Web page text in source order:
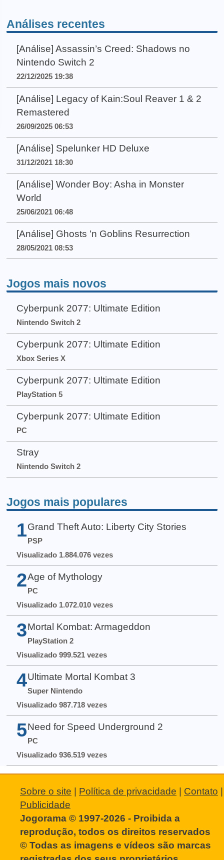
Análises recentes
[Análise] Assassin’s Creed: Shadows no
Nintendo Switch 2
22/12/2025 19:38
[Análise] Legacy of Kain:Soul Reaver 1 & 2
Remastered
26/09/2025 06:53
[Análise] Spelunker HD Deluxe
31/12/2021 18:30
[Análise] Wonder Boy: Asha in Monster
World
25/06/2021 06:48
[Análise] Ghosts 'n Goblins Resurrection
28/05/2021 08:53
Jogos mais novos
Cyberpunk 2077: Ultimate Edition
Nintendo Switch 2
Cyberpunk 2077: Ultimate Edition
Xbox Series X
Cyberpunk 2077: Ultimate Edition
PlayStation 5
Cyberpunk 2077: Ultimate Edition
PC
Stray
Nintendo Switch 2
Jogos mais populares
1 Grand Theft Auto: Liberty City Stories
PSP
Visualizado 1.884.076 vezes
2 Age of Mythology
PC
Visualizado 1.072.010 vezes
3 Mortal Kombat: Armageddon
PlayStation 2
Visualizado 999.521 vezes
4 Ultimate Mortal Kombat 3
Super Nintendo
Visualizado 987.718 vezes
5 Need for Speed Underground 2
PC
Visualizado 936.519 vezes
Sobre o site | Política de privacidade | Contato |
Publicidade
Jogorama © 1997-2026 - Proibida a
reprodução, todos os direitos reservados
© Todas as imagens e vídeos são marcas